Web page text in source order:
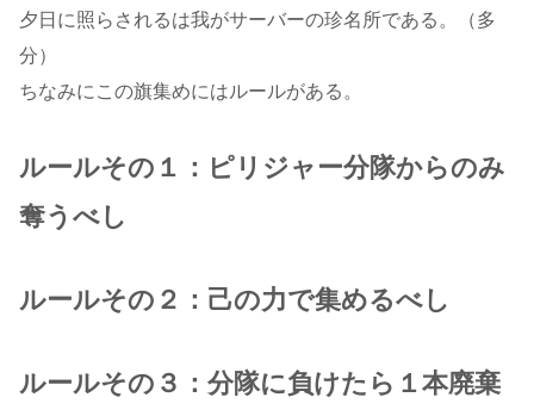
夕日に照らされるは我がサーバーの珍名所である。（多
分）
ちなみにこの旗集めにはルールがある。
ルールその１：ピリジャー分隊からのみ
奪うべし
ルールその２：己の力で集めるべし
ルールその３：分隊に負けたら１本廃棄